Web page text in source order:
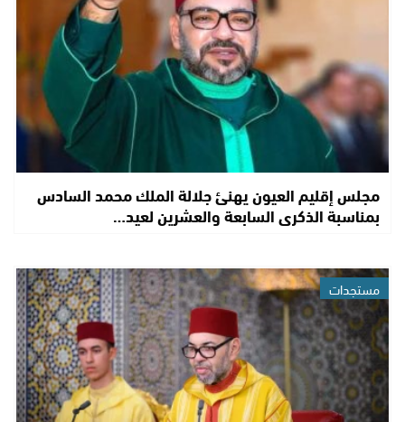
مجلس إقليم العيون يهنئ جلالة الملك محمد السادس
بمناسبة الذكرى السابعة والعشرين لعيد…
مستجدات